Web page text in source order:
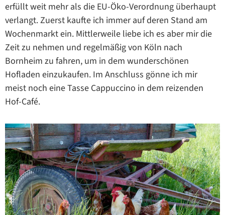
erfüllt weit mehr als die EU-Öko-Verordnung überhaupt
verlangt. Zuerst kaufte ich immer auf deren Stand am
Wochenmarkt ein. Mittlerweile liebe ich es aber mir die
Zeit zu nehmen und regelmäßig von Köln nach
Bornheim zu fahren, um in dem wunderschönen
Hofladen einzukaufen. Im Anschluss gönne ich mir
meist noch eine Tasse Cappuccino in dem reizenden
Hof-Café.